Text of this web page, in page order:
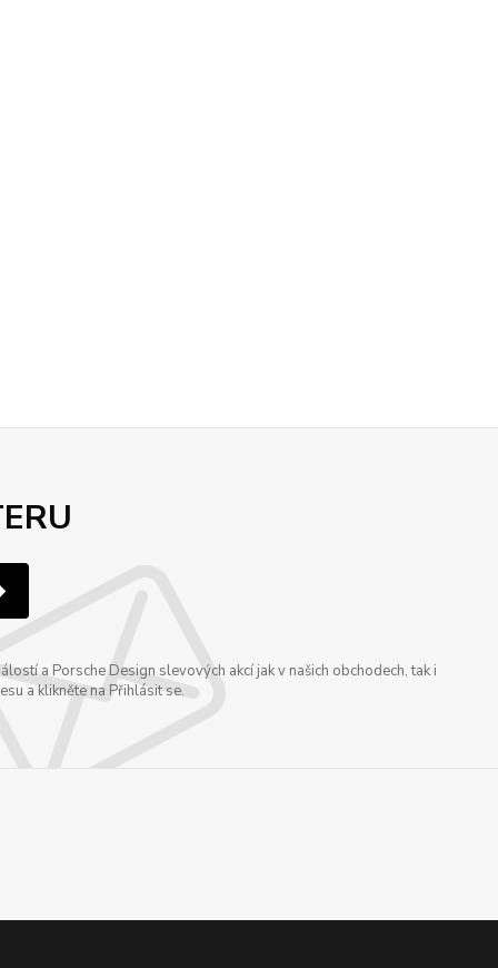
a Porsche Design slevových akcí jak v našich obchodech, tak i
a klikněte na Přihlásit se.